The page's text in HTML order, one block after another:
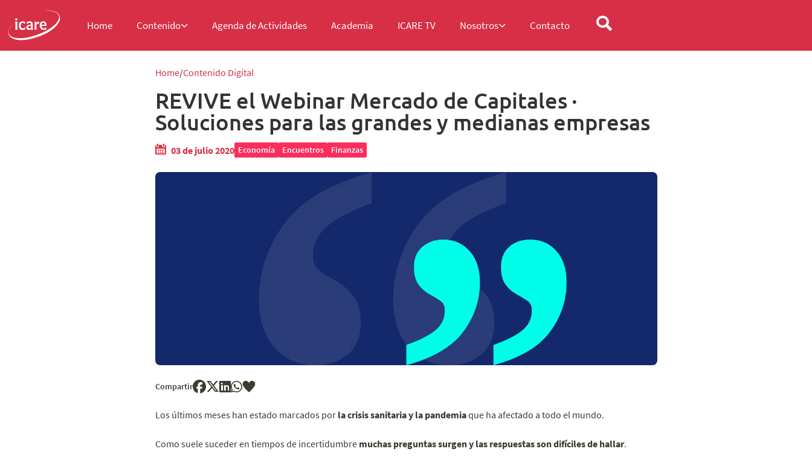
Home Contenido Agenda de Actividades Academia ICARE TV Nosotros Contacto
Home Contenido Digital
REVIVE el Webinar Mercado de Capitales ·
Soluciones para las grandes y medianas empresas
03 de julio 2020 Economía Encuentros Finanzas
Compartir
Los últimos meses han estado marcados por la crisis sanitaria y la pandemiaque ha afectado a todo el mundo.
Como suele suceder en tiempos de incertidumbre muchas preguntas surgen y las respuestas son difíciles de hallar.